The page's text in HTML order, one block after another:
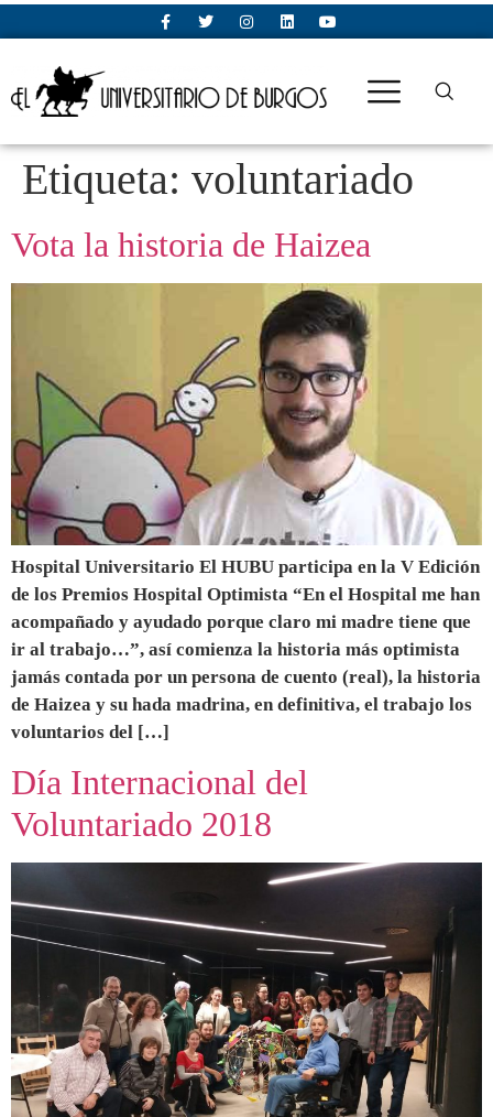
Etiqueta: voluntariado
Vota la historia de Haizea
Hospital Universitario El HUBU participa en la V Edición
de los Premios Hospital Optimista “En el Hospital me han
acompañado y ayudado porque claro mi madre tiene que
ir al trabajo…”, así comienza la historia más optimista
jamás contada por un persona de cuento (real), la historia
de Haizea y su hada madrina, en definitiva, el trabajo los
voluntarios del […]
Día Internacional del
Voluntariado 2018